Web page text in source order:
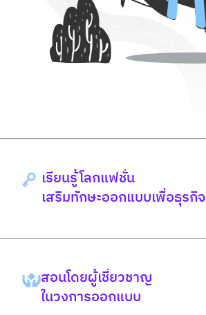
เรียนรู้โลกแฟชั่น
เสริมทักษะออกแบบเพื่อธุรกิจ
สอนโดยผู้เชี่ยวชาญ
ในวงการออกแบบ